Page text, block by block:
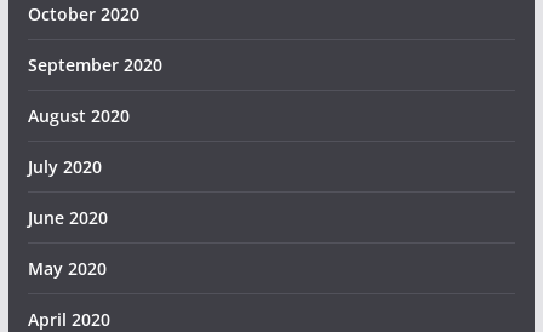
October 2020
September 2020
August 2020
July 2020
June 2020
May 2020
April 2020